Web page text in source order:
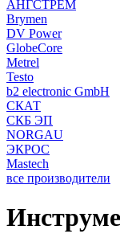
АНГСТРЕМ
Brymen
DV Power
GlobeCore
Metrel
Testo
b2 electronic GmbH
СКАТ
СКБ ЭП
NORGAU
ЭКРОС
Mastech
все производители